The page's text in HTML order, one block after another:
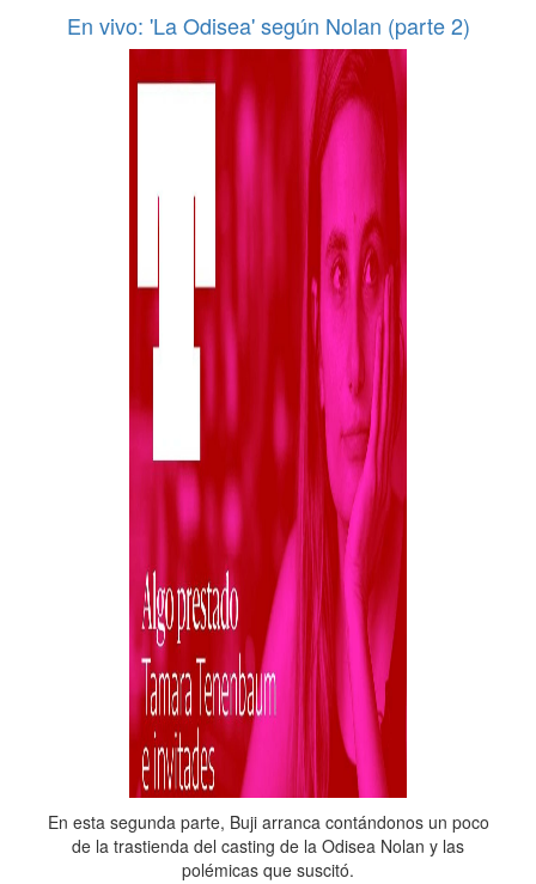
En vivo: 'La Odisea' según Nolan (parte 2)
En esta segunda parte, Buji arranca contándonos un poco
de la trastienda del casting de la Odisea Nolan y las
polémicas que suscitó.